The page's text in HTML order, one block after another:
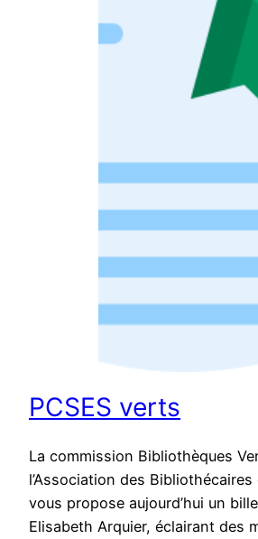
PCSES verts
La commission Bibliothèques
l’Association des
vous propose aujourd’hui un
Elisabeth Arquier, éclairant des